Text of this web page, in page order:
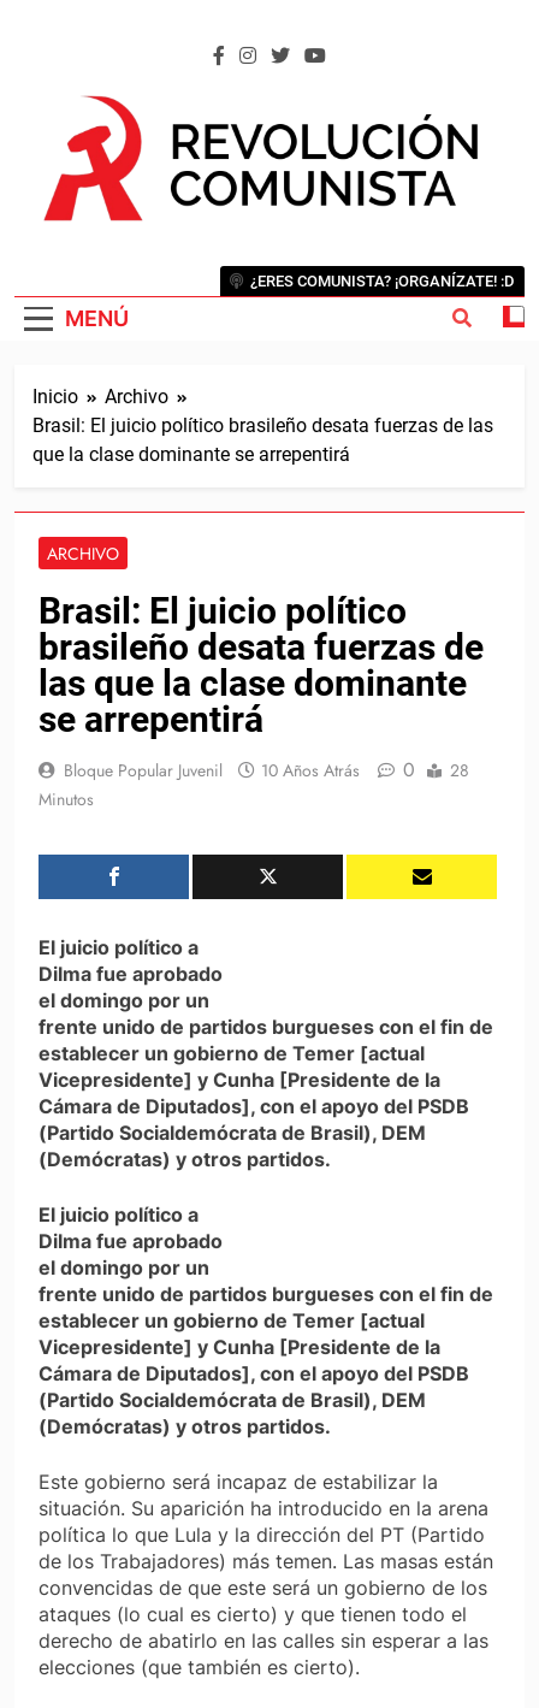
MENÚ
¿ERES COMUNISTA? ¡ORGANÍZATE! :D
Inicio
Archivo
Brasil: El juicio político brasileño desata fuerzas de las
que la clase dominante se arrepentirá
ARCHIVO
Brasil: El juicio político
brasileño desata fuerzas de
las que la clase dominante
se arrepentirá
Bloque Popular Juvenil 10 Años Atrás 0
28
Minutos
El juicio político a
Dilma fue aprobado
el domingo por un
frente unido de partidos burgueses con el fin de
establecer un gobierno de Temer [actual
Vicepresidente] y Cunha [Presidente de la
Cámara de Diputados], con el apoyo del PSDB
(Partido Socialdemócrata de Brasil), DEM
(Demócratas) y otros partidos.
El juicio político a
Dilma fue aprobado
el domingo por un
frente unido de partidos burgueses con el fin de
establecer un gobierno de Temer [actual
Vicepresidente] y Cunha [Presidente de la
Cámara de Diputados], con el apoyo del PSDB
(Partido Socialdemócrata de Brasil), DEM
(Demócratas) y otros partidos.
Este gobierno será incapaz de estabilizar la
situación. Su aparición ha introducido en la arena
política lo que Lula y la dirección del PT (Partido
de los Trabajadores) más temen. Las masas están
convencidas de que este será un gobierno de los
ataques (lo cual es cierto) y que tienen todo el
derecho de abatirlo en las calles sin esperar a las
elecciones (que también es cierto).